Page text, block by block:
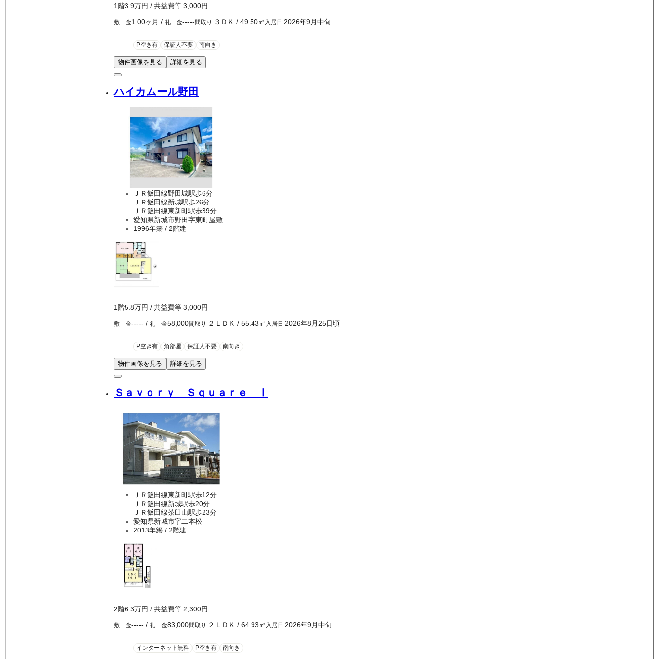
1階3.9万円 / 共益費等 3,000円
敷 金1.00ヶ月 / 礼 金-----間取り ３ＤＫ / 49.50㎡ 入居日 2026年9月中旬
P空き有 保証人不要 南向き
物件画像を見る 詳細を見る
ハイカムール野田
ＪＲ飯田線野田城駅歩6分
ＪＲ飯田線新城駅歩26分
ＪＲ飯田線東新町駅歩39分
愛知県新城市野田字東町屋敷
1996年築 / 2階建
1 階5.8万円 / 共益費等 3,000円
敷 金----- / 礼 金58,000間取り ２ＬＤＫ / 55.43㎡ 入居日 2026年8月25日頃
P空き有 角部屋 保証人不要 南向き
物件画像を見る 詳細を見る
Ｓａｖｏｒｙ Ｓｑｕａｒｅ Ⅰ
ＪＲ飯田線東新町駅歩12分
ＪＲ飯田線新城駅歩20分
ＪＲ飯田線茶臼山駅歩23分
愛知県新城市字二本松
2013年築 / 2階建
2階6.3万円 / 共益費等 2,300円
敷 金----- / 礼 金83,000間取り ２ＬＤＫ / 64.93㎡ 入居日 2026年9月中旬
インターネット無料 P空き有 南向き